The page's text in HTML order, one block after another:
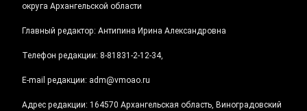
округа Архангельской области
Главный редактор: Антипина Ирина Александровна
Телефон редакции: 8-81831-2-12-34,
E-mail редакции: adm@vmoao.ru
Адрес редакции: 164570 Архангельская область, Виноградовский